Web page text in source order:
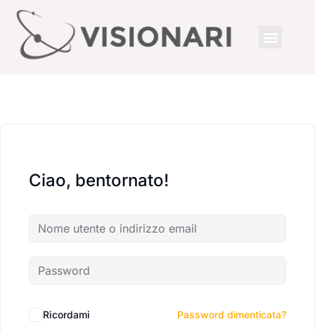
Ciao, bentornato!
Ricordami Password dimenticata?